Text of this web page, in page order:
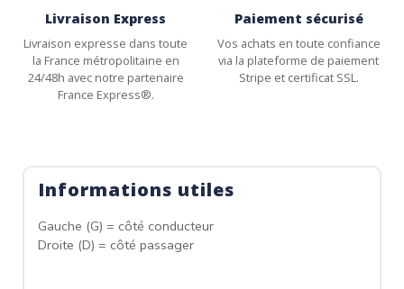
Livraison Express
Livraison expresse dans toute
la France métropolitaine en
24/48h avec notre partenaire
France Express®.
Paiement sécurisé
Vos achats en toute confiance
via la plateforme de paiement
Stripe et certificat SSL.
Informations utiles
Gauche (G) = côté conducteur
Droite (D) = côté passager